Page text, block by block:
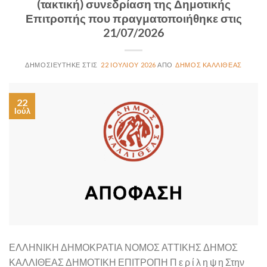
(τακτική) συνεδρίαση της Δημοτικής
Επιτροπής που πραγματοποιήθηκε στις
21/07/2026
22 ΙΟΥΛΊΟΥ 2026 ΔΉΜΟΣ ΚΑΛΛΙΘΈΑΣ
22
Ιούλ
ΕΛΛΗΝΙΚΗ ΔΗΜΟΚΡΑΤΙΑ ΝΟΜΟΣ ΑΤΤΙΚΗΣ ΔΗΜΟΣ
ΚΑΛΛΙΘΕΑΣ ΔΗΜΟΤΙΚΗ ΕΠΙΤΡΟΠΗ Π ε ρ ί λ η ψ η Στην